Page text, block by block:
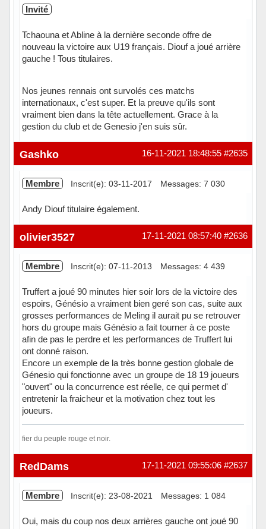
Invité
Tchaouna et Abline à la dernière seconde offre de
nouveau la victoire aux U19 français. Diouf a joué arrière
gauche ! Tous titulaires.
Nos jeunes rennais ont survolés ces matchs
internationaux, c'est super. Et la preuve qu'ils sont
vraiment bien dans la tête actuellement. Grace à la
gestion du club et de Genesio j'en suis sûr.
#2635
16-11-2021 18:48:55
Gashko
Membre Inscrit(e): 03-11-2017 Messages: 7 030
Andy Diouf titulaire également.
Hors ligne #2636
17-11-2021 08:57:40
olivier3527
Membre Inscrit(e): 07-11-2013 Messages: 4 439
Truffert a joué 90 minutes hier soir lors de la victoire des
espoirs, Génésio a vraiment bien geré son cas, suite aux
grosses performances de Meling il aurait pu se retrouver
hors du groupe mais Génésio a fait tourner à ce poste
afin de pas le perdre et les performances de Truffert lui
ont donné raison.
Encore un exemple de la très bonne gestion globale de
Génesio qui fonctionne avec un groupe de 18 19 joueurs
"ouvert" ou la concurrence est réelle, ce qui permet d'
entretenir la fraicheur et la motivation chez tout les
joueurs.
fier du peuple rouge et noir.
Hors ligne #2637
17-11-2021 09:55:06
RedDams
Membre Inscrit(e): 23-08-2021 Messages: 1 084
Oui, mais du coup nos deux arrières gauche ont joué 90